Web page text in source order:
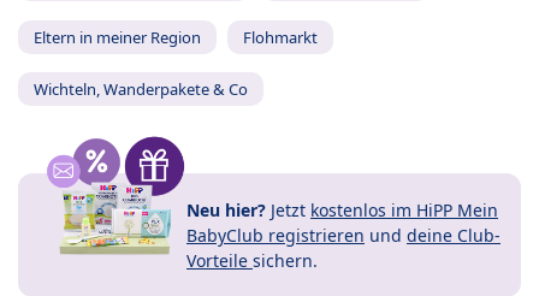
Eltern in meiner Region Flohmarkt
Wichteln, Wanderpakete & Co
Neu hier? Jetzt kostenlos im HiPP Mein
BabyClub registrieren und deine Club-
Vorteile sichern.